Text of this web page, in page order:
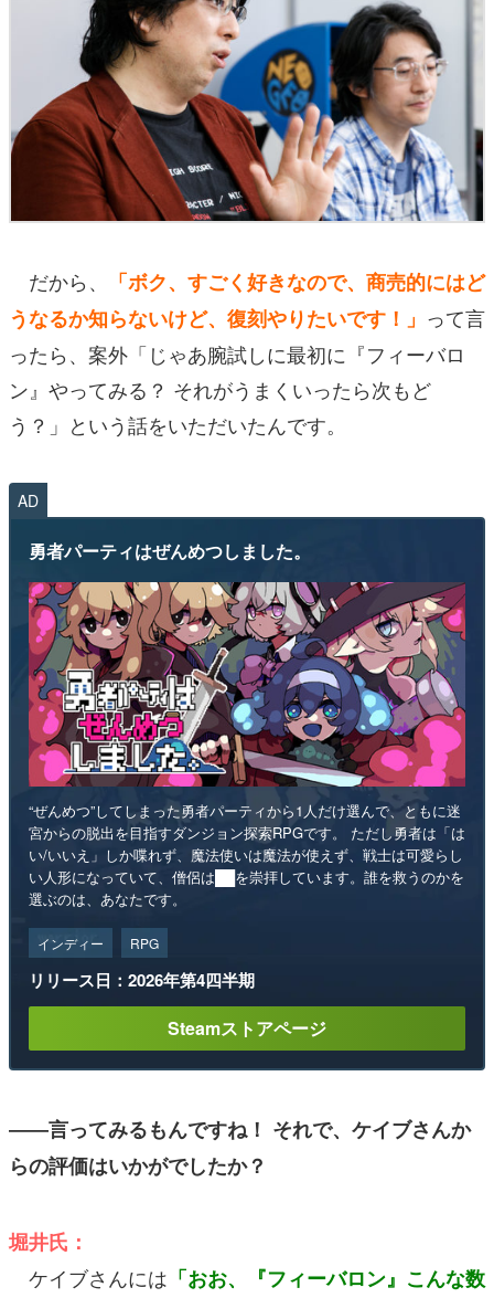
だから、
「ボク、すごく好きなので、商売的にはど
うなるか知らないけど、復刻やりたいです！」 って言
ったら、案外「じゃあ腕試しに最初に『フィーバロ
ン』やってみる？ それがうまくいったら次もど
う？」という話をいただいたんです。
AD
勇者パーティはぜんめつしました。
“ぜんめつ”してしまった勇者パーティから1人だけ選んで、ともに迷
宮からの脱出を目指すダンジョン探索RPGです。 ただし勇者は「は
い/いいえ」しか喋れず、魔法使いは魔法が使えず、戦士は可愛らし
い人形になっていて、僧侶は██を崇拝しています。誰を救うのかを
選ぶのは、あなたです。
インディー RPG
リリース日：2026年第4四半期
Steamストアページ
――言ってみるもんですね！ それで、ケイブさんか
らの評価はいかがでしたか？
堀井氏：
ケイブさんには 「おお、『フィーバロン』こんな数